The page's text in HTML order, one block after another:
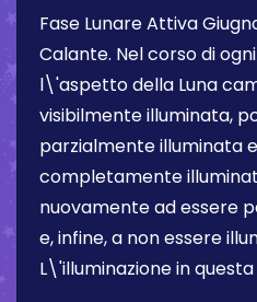
Fase Lunare Attiva
Calante. Nel corso di
l\'aspetto della Luna
visibilmente illuminata,
parzialmente illuminata
completamente
nuovamente ad essere
e, infine, a non essere
L\'illuminazione in